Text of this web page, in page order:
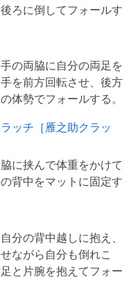
ろに倒してフォールす
の両脇に自分の両足を
を前方回転させ、後方
ッチ［雁之助クラッ
に挟んで体重をかけて
背中をマットに固定す
分の背中越しに抱え、
ながら自分も倒れこ
と片腕を抱えてフォー